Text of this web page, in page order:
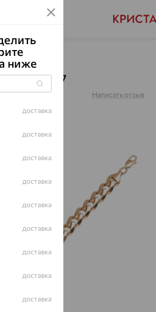
декоративные
БР5367
Написать отзыв
ниже
доставка
доставка
доставка
доставка
доставка
доставка
доставка
доставка
доставка